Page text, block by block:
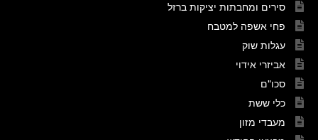
סירים ומחבתות יציקות ברזל
פחי אשפה למטבח
עגלות שוק
אביזרי אידוי
סכו"ם
כלי ששת
מעבדי מזון